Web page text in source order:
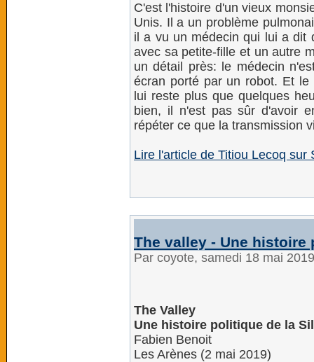
C'est l'histoire d'un vieux
Unis. Il a un problème
il a vu un médecin qui lui a dit
avec sa petite-fille et un autre
un détail près: le médecin
écran porté par un robot. Et le
lui reste plus que quelques
bien, il n'est pas sûr d'avoir
répéter ce que la transmission
Lire l'article de Titiou Lecoq sur
The valley - Une
Par coyote, samedi 18 mai
The Valley
Une histoire politique de la
Fabien Benoit
Les Arènes (2 mai 2019)